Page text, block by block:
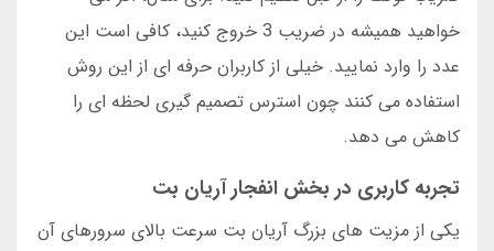
خواهید همیشه در ضریب 3 خروج کنید، کافی است این
عدد را وارد نمایید. خیلی از کاربران حرفه ای از این روش
استفاده می کنند چون استرس تصمیم گیری لحظه ای را
کاهش می دهد.
تجربه کاربری در بخش انفجار آریان بت
یکی از مزیت های بزرگ آریان بت سرعت بالای سرورهای آن